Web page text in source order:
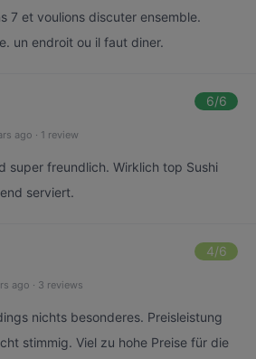
7 et voulions discuter ensemble.
un endroit ou il faut diner.
6/6
ago · 1 review
super freundlich. Wirklich top Sushi
serviert.
4/6
ago · 3 reviews
nichts besonderes. Preisleistung
stimmig. Viel zu hohe Preise für die